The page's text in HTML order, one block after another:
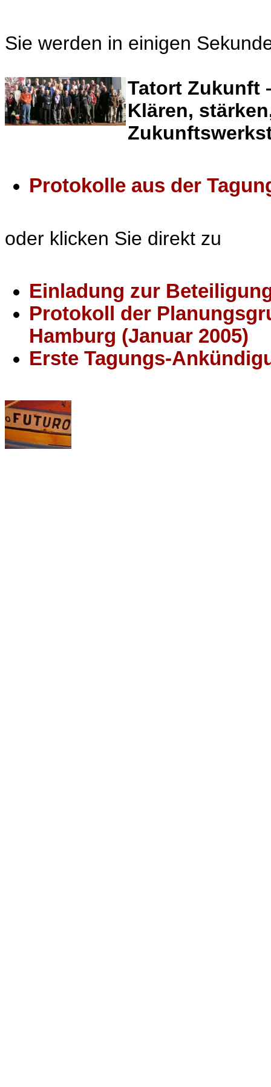
Sie werden in einigen
Tatort Zukunft
Klären,
Protokolle aus der
oder klicken Sie direkt zu
Einladung zur
Protokoll der
Hamburg (Januar 2005)
Erste Tagungs-